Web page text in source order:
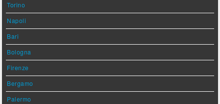
Torino
Napoli
Bari
Bologna
Firenze
Bergamo
Palermo